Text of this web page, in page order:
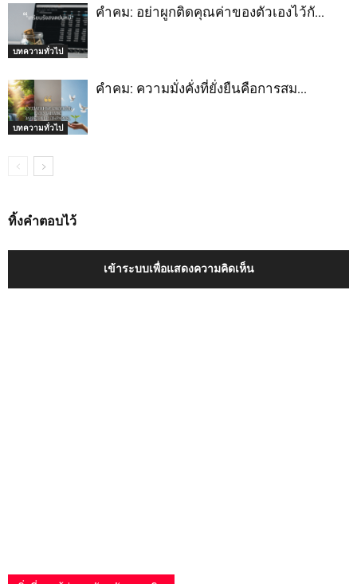
บทความทั่วไป
คำคม: อย่าผูกติดคุณค่าของตัวเองไว้กั…
บทความทั่วไป
คำคม: ความมั่งคั่งที่ยั่งยืนคือการสม…
ทิ้งคำตอบไว้
เข้าระบบเพื่อแสดงความคิดเห็น